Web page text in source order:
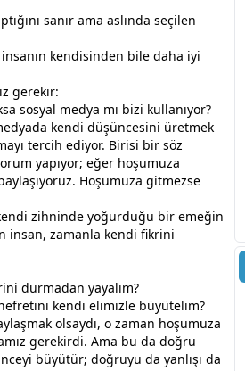
sanır ama aslında seçilen
kendisinden bile daha iyi
gerekir:
sosyal medya mı bizi kullanıyor?
kendi düşüncesini üretmek
tercih ediyor. Birisi bir söz
yapıyor; eğer hoşumuza
Hoşumuza gitmezse
zihninde yoğurduğu bir emeğin
insan, zamanla kendi fikrini
durmadan yayalım?
nefretini kendi elimizle büyütelim?
olsaydı, o zaman hoşumuza
gerekirdi. Ama bu da doğru
büyütür; doğruyu da yanlışı da